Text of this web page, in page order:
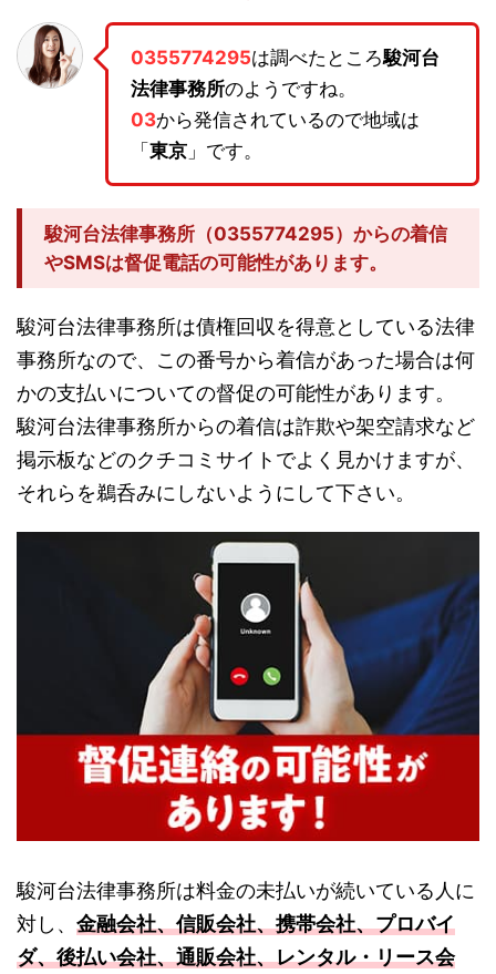
0355774295は調べたところ駿河台
法律事務所のようですね。
03から発信されているので地域は
「 東京 」です。
駿河台法律事務所（0355774295）からの着信
やSMSは督促電話の可能性があります。
駿河台法律事務所は債権回収を得意としている法律
事務所なので、この番号から着信があった場合は何
かの支払いについての督促の可能性があります。
駿河台法律事務所からの着信は詐欺や架空請求など
掲示板などのクチコミサイトでよく見かけますが、
それらを鵜呑みにしないようにして下さい。
駿河台法律事務所は料金の未払いが続いている人に
対し、 金融会社、信販会社、携帯会社、プロバイ
ダ、後払い会社、通販会社、レンタル・リース会